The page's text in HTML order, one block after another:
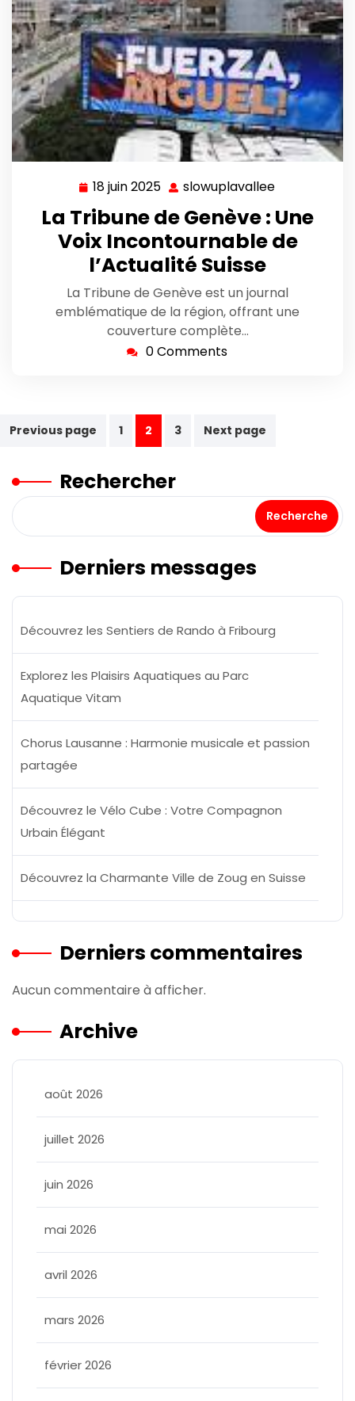
18 juin 2025 18
juin
2025
slowuplavallee
La Tribune de Genève : Une
Voix Incontournable de
l’Actualité Suisse
La Tribune de Genève est un journal
emblématique de la région, offrant une
couverture complète…
0 Comments
Navigation
articles
Previous page 1 2 3 Next page
Rechercher
Recherche
Derniers messages
Découvrez les Sentiers de Rando à Fribourg
Explorez les Plaisirs Aquatiques au Parc
Aquatique Vitam
Chorus Lausanne : Harmonie musicale et passion
partagée
Découvrez le Vélo Cube : Votre Compagnon
Urbain Élégant
Découvrez la Charmante Ville de Zoug en Suisse
Derniers commentaires
Aucun commentaire à afficher.
Archive
août 2026
juillet 2026
juin 2026
mai 2026
avril 2026
mars 2026
février 2026